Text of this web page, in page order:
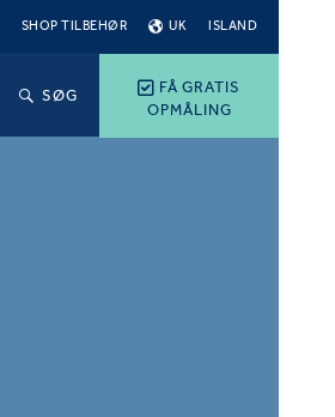
SHOP TILBEHØR UK ISLAND
FÅ GRATIS
OPMÅLING
SØG